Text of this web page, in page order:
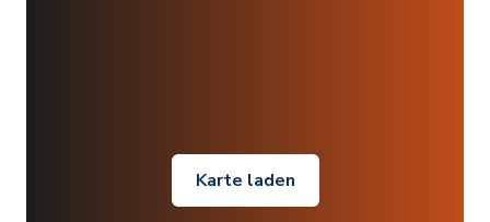
Karte laden